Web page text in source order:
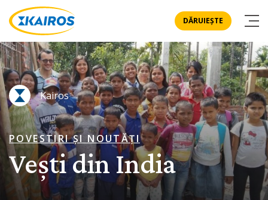
DĂRUIEȘTE
Kairos
POVESTIRI ȘI NOUTĂȚI
Vești din India